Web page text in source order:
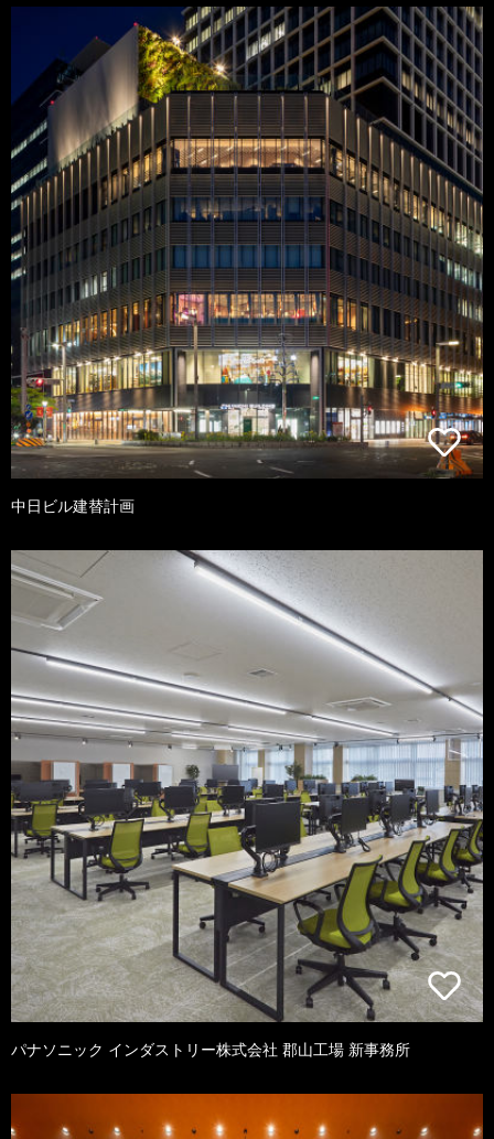
中日ビル建替計画
パナソニック インダストリー株式会社 郡山工場 新事務所